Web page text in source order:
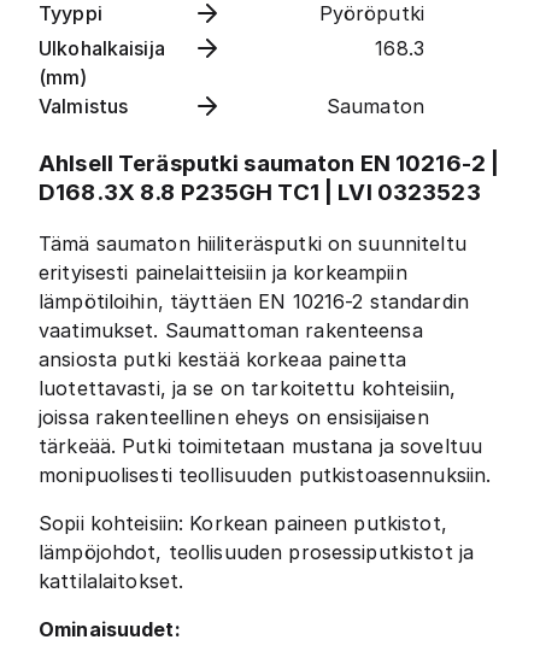
Tyyppi
Pyöröputki
Ulkohalkaisija
(mm)
168.3
Valmistus Saumaton
Ahlsell Teräsputki saumaton EN 10216-2 |
D168.3X 8.8 P235GH TC1 | LVI 0323523
Tämä saumaton hiiliteräsputki on suunniteltu
erityisesti painelaitteisiin ja korkeampiin
lämpötiloihin, täyttäen EN 10216-2 standardin
vaatimukset. Saumattoman rakenteensa
ansiosta putki kestää korkeaa painetta
luotettavasti, ja se on tarkoitettu kohteisiin,
joissa rakenteellinen eheys on ensisijaisen
tärkeää. Putki toimitetaan mustana ja soveltuu
monipuolisesti teollisuuden putkistoasennuksiin.
Sopii kohteisiin: Korkean paineen putkistot,
lämpöjohdot, teollisuuden prosessiputkistot ja
kattilalaitokset.
Ominaisuudet: